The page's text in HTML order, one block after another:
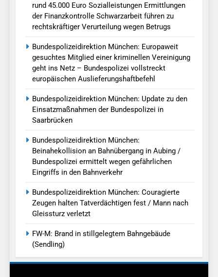
rund 45.000 Euro Sozialleistungen Ermittlungen
der Finanzkontrolle Schwarzarbeit führen zu
rechtskräftiger Verurteilung wegen Betrugs
Bundespolizeidirektion München: Europaweit
gesuchtes Mitglied einer kriminellen Vereinigung
geht ins Netz – Bundespolizei vollstreckt
europäischen Auslieferungshaftbefehl
Bundespolizeidirektion München: Update zu den
Einsatzmaßnahmen der Bundespolizei in
Saarbrücken
Bundespolizeidirektion München:
Beinahekollision an Bahnübergang in Aubing /
Bundespolizei ermittelt wegen gefährlichen
Eingriffs in den Bahnverkehr
Bundespolizeidirektion München: Couragierte
Zeugen halten Tatverdächtigen fest / Mann nach
Gleissturz verletzt
FW-M: Brand in stillgelegtem Bahngebäude
(Sendling)